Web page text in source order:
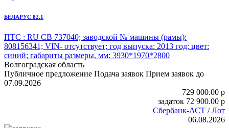
БЕЛАРУС 82.1
ПТС : RU СВ 737040; заводской № машины (рамы):
808156341; VIN- отсутствует; год выпуска: 2013 год; цвет:
синий; габариты размеры, мм: 3930*1970*2800
Волгоградская область
Публичное предложение Подача заявок Прием заявок до
07.09.2026
729 000.00 p
задаток 72 900.00 p
Сбербанк-АСТ /Лот
06.08.2026